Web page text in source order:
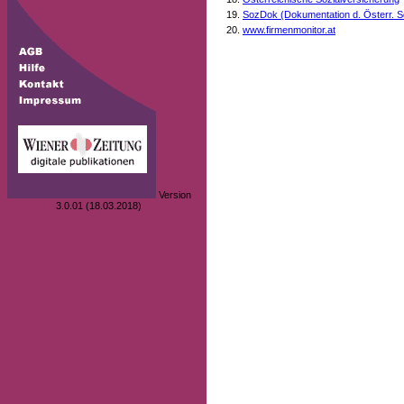
Version
3.0.01 (18.03.2018)
SozDok (Dokumentation d. Österr.
www.firmenmonitor.at